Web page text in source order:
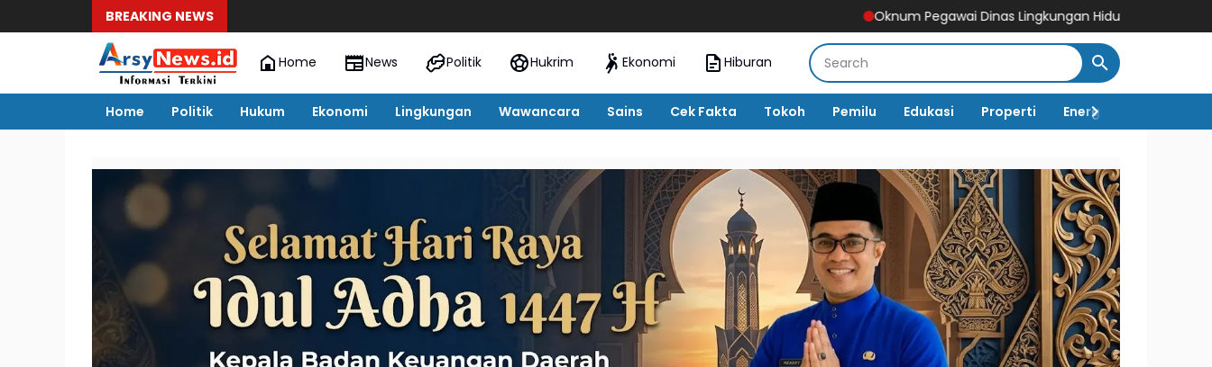
BREAKING NEWS Oknum Pegawai Dinas Lingkungan Hidup Tebo Mangkir Kerja Usai
Home News Politik Hukrim Ekonomi Hiburan
Home Politik Hukum Ekonomi Lingkungan Wawancara Sains Cek Fakta Tokoh Pemilu Edukasi Properti Energi